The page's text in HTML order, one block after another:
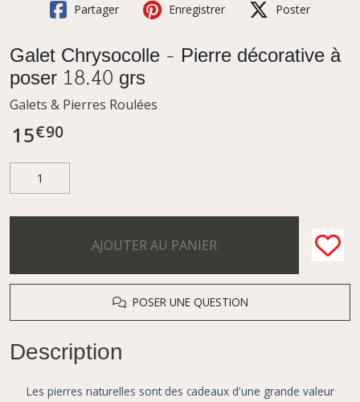
Partager Enregistrer Poster
Galet Chrysocolle - Pierre décorative à
poser 18.40 grs
Galets & Pierres Roulées
15€90
AJOUTER AU PANIER
POSER UNE QUESTION
Description
Les pierres naturelles sont des cadeaux d'une grande valeur